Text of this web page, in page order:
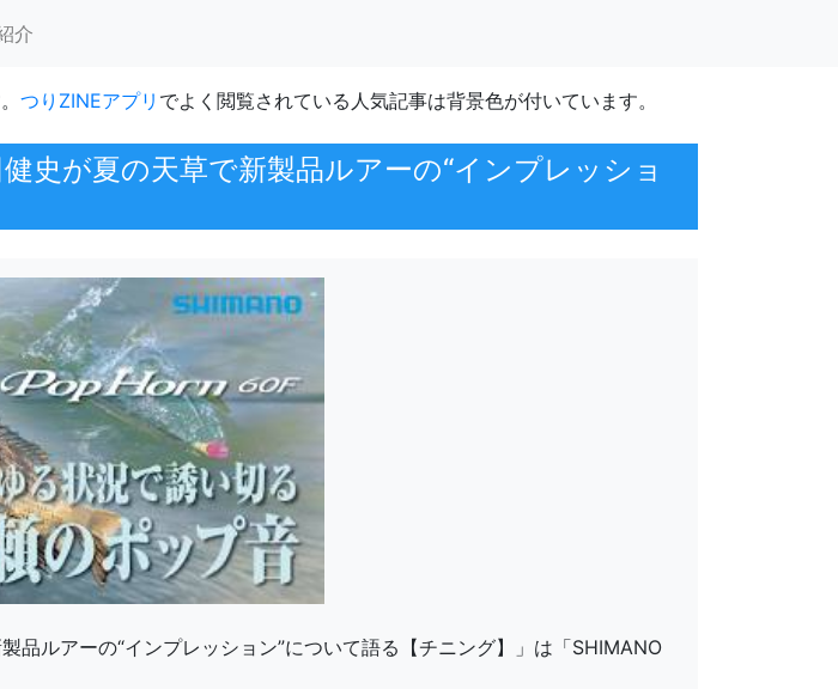
介
つりZINEアプリ でよく閲覧されている人気記事は背景色が付いています。
が夏の天草で新製品ルアーの“インプレッショ
ルアーの“インプレッション”について語る【チニング】」は「SHIMANO